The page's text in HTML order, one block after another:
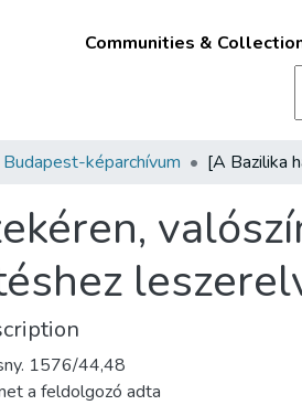
Communities &
Budapest-képarchívum
1576/44,48
a feldolgozó adta